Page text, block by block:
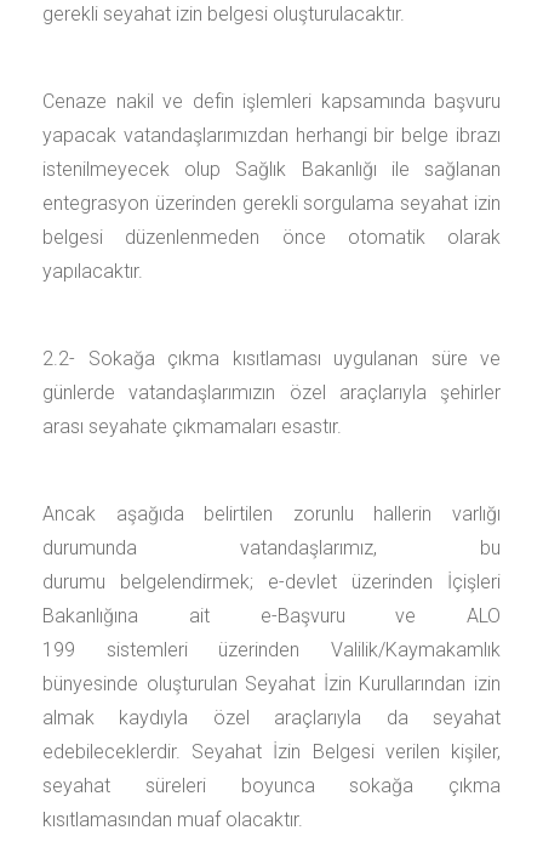
gerekli seyahat izin belgesi oluşturulacaktır.
Cenaze nakil ve defin işlemleri kapsamında başvuru
yapacak vatandaşlarımızdan herhangi bir belge ibrazı
istenilmeyecek olup Sağlık Bakanlığı ile sağlanan
entegrasyon üzerinden gerekli sorgulama seyahat izin
belgesi düzenlenmeden önce otomatik olarak
yapılacaktır.
2.2- Sokağa çıkma kısıtlaması uygulanan süre ve
günlerde vatandaşlarımızın özel araçlarıyla şehirler
arası seyahate çıkmamaları esastır.
Ancak aşağıda belirtilen zorunlu hallerin varlığı
durumunda vatandaşlarımız, bu
durumu belgelendirmek; e-devlet üzerinden İçişleri
Bakanlığına ait e-Başvuru ve ALO
199 sistemleri üzerinden Valilik/Kaymakamlık
bünyesinde oluşturulan Seyahat İzin Kurullarından izin
almak kaydıyla özel araçlarıyla da seyahat
edebileceklerdir. Seyahat İzin Belgesi verilen kişiler,
seyahat süreleri boyunca sokağa çıkma
kısıtlamasından muaf olacaktır.